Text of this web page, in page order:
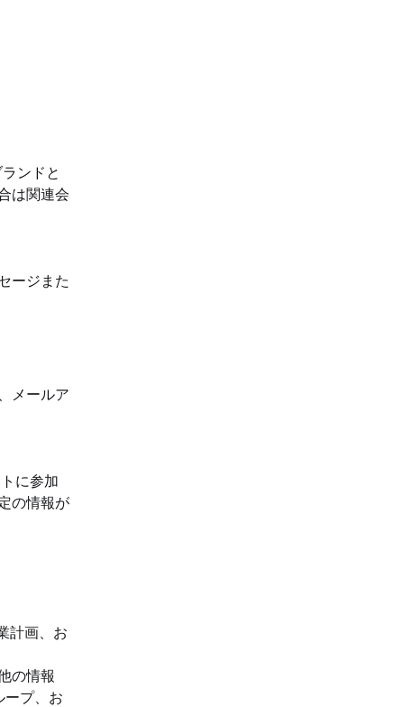
ンドと
は関連会
ージまた
メールア
に参加
の情報が
計画、お
の情報
ープ、お